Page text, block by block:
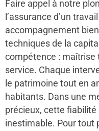
Faire appel à notre
l’assurance d’un
accompagnement
techniques de la
compétence : maîtrise
service. Chaque
le patrimoine tout en
habitants. Dans une
précieux, cette
inestimable. Pour tout